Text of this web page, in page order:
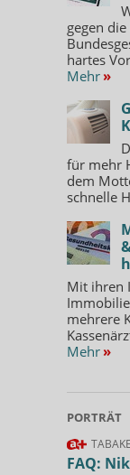
gegen
hartes
Mehr »
für mehr
dem
schnelle
Mit ihren
mehrere
Mehr »
PORTRÄT
FAQ: